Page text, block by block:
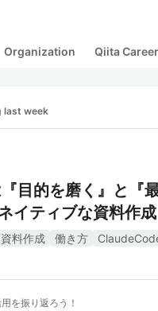
Organization Qiita
last week
目的を磨く』と『
イティブな資料作成
資料作成 働き方
を振り返ろう！